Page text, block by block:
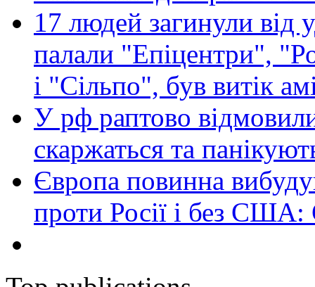
17 людей загинули від
палали "Епіцентри",
і "Сільпо", був витік
У рф раптово
скаржаться та
Європа повинна
проти Росії і без США: